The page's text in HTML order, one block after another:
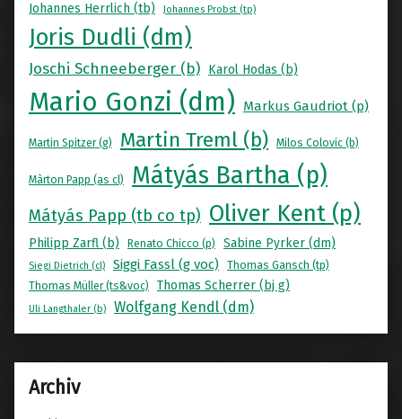
Johannes Herrlich (tb)
Johannes Probst (tp)
Joris Dudli (dm)
Joschi Schneeberger (b) Karol Hodas (b)
Mario Gonzi (dm) Markus Gaudriot (p)
Martin Spitzer (g) Martin Treml (b) Milos Colovic (b)
Màrton Papp (as cl) Mátyás Bartha (p)
Mátyás Papp (tb co tp) Oliver Kent (p)
Philipp Zarfl (b) Renato Chicco (p) Sabine Pyrker (dm)
Siegi Dietrich (cl) Siggi Fassl (g voc)
Thomas Gansch (tp)
Thomas Müller (ts&voc)
Thomas Scherrer (bj g)
Uli Langthaler (b) Wolfgang Kendl (dm)
Archiv